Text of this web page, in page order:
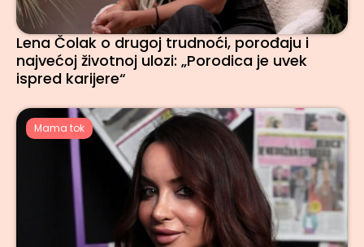
Lena Čolak o drugoj trudnoći, porođaju i
najvećoj životnoj ulozi: „Porodica je uvek
ispred karijere“
Mama tok